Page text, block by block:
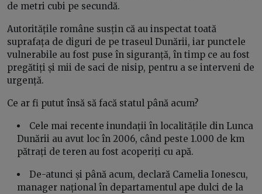
de metri cubi pe secundă.
Autoritățile române susțin că au inspectat toată
suprafața de diguri de pe traseul Dunării, iar punctele
vulnerabile au fost puse în siguranță, în timp ce au fost
pregătiți și mii de saci de nisip, pentru a se interveni de
urgență.
Ce ar fi putut însă să facă statul până acum?
Cele mai recente inundații în localitățile din Lunca
Dunării au avut loc în 2006, când peste 1.000 de km
pătrați de teren au fost acoperiți cu apă.
De-atunci și până acum, declară Camelia Ionescu,
manager național în departamentul ape dulci de la